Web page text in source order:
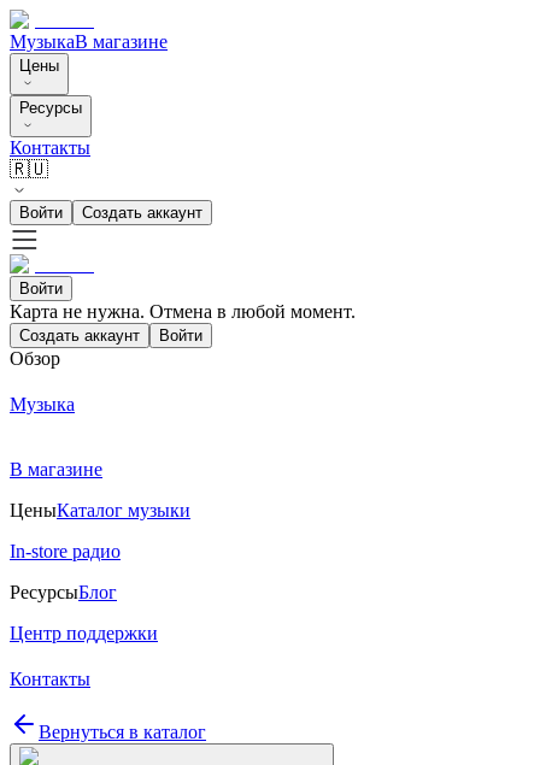
МузыкаВ магазине
Цены
Ресурсы
Контакты
🇷🇺
Войти Создать аккаунт
Войти
Карта не нужна. Отмена в любой момент.
Создать аккаунт Войти
Обзор
Музыка
В магазине
ЦеныКаталог музыки
In-store радио
РесурсыБлог
Центр поддержки
Контакты
Вернуться в каталог